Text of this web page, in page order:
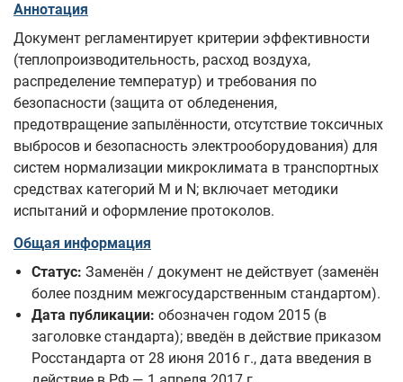
Аннотация
Документ регламентирует критерии эффективности
(теплопроизводительность, расход воздуха,
распределение температур) и требования по
безопасности (защита от обледенения,
предотвращение запылённости, отсутствие токсичных
выбросов и безопасность электрооборудования) для
систем нормализации микроклимата в транспортных
средствах категорий М и N; включает методики
испытаний и оформление протоколов.
Общая информация
Статус: Заменён / документ не действует (заменён
более поздним межгосударственным стандартом).
Дата публикации: обозначен годом 2015 (в
заголовке стандарта); введён в действие приказом
Росстандарта от 28 июня 2016 г., дата введения в